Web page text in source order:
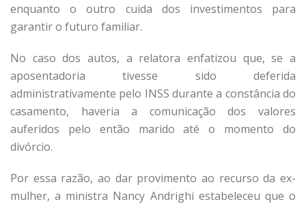
enquanto o outro cuida dos investimentos para
garantir o futuro familiar.
No caso dos autos, a relatora enfatizou que, se a
aposentadoria tivesse sido deferida
administrativamente pelo INSS durante a constância do
casamento, haveria a comunicação dos valores
auferidos pelo então marido até o momento do
divórcio.
Por essa razão, ao dar provimento ao recurso da ex-
mulher, a ministra Nancy Andrighi estabeleceu que o